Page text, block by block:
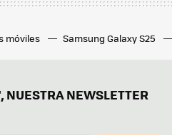
móviles Samsung Galaxy S25
NEWSLETTER